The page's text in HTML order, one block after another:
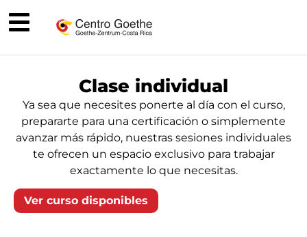
Clase individual
Ya sea que necesites ponerte al día con el curso,
prepararte para una certificación o simplemente
avanzar más rápido, nuestras sesiones individuales
te ofrecen un espacio exclusivo para trabajar
exactamente lo que necesitas.
Ver curso disponibles